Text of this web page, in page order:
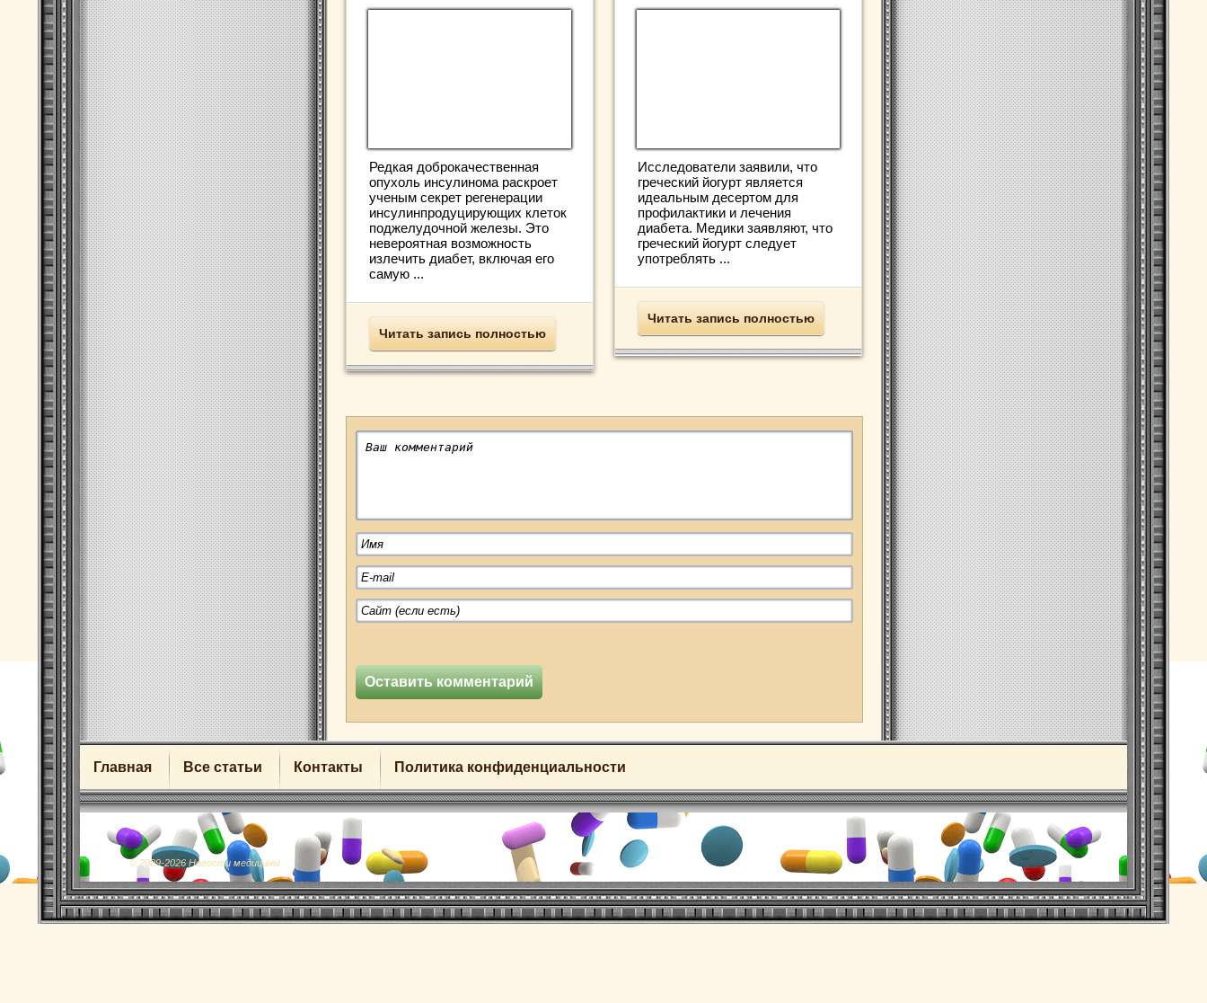
Редкая доброкачественная
опухоль инсулинома раскроет
ученым секрет регенерации
инсулинпродуцирующих клеток
поджелудочной железы. Это
невероятная возможность
излечить диабет, включая его
самую ...
Читать запись полностью
Исследователи заявили, что
греческий йогурт является
идеальным десертом для
профилактики и лечения
диабета. Медики заявляют, что
греческий йогурт следует
употреблять ...
Читать запись полностью
Главная Все статьи Контакты Политика конфиденциальности
© 2009-2026 Новости медицины